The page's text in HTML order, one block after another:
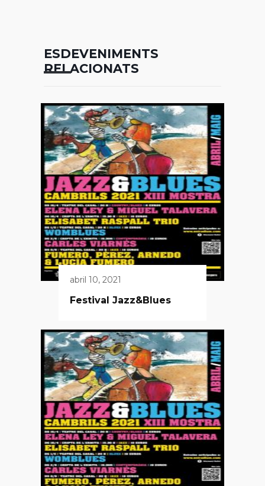
ESDEVENIMENTS
RELACIONATS
abril 10, 2021
Festival Jazz&Blues